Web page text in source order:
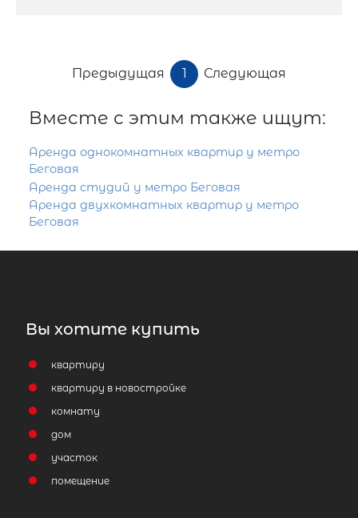
Предыдущая 1 Следующая
Вместе с этим также ищут:
Аренда однокомнатных квартир у метро
Беговая
Аренда студий у метро Беговая
Аренда двухкомнатных квартир у метро
Беговая
Вы хотите купить
квартиру
квартиру в новостройке
комнату
дом
участок
помещение